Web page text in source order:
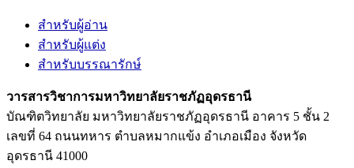
สำหรับผู้อ่าน
สำหรับผู้แต่ง
สำหรับบรรณารักษ์
วารสารวิชาการมหาวิทยาลัยราชภัฏอุดรธานี
บัณฑิตวิทยาลัย มหาวิทยาลัยราชภัฏอุดรธานี อาคาร 5 ชั้น 2
เลขที่ 64 ถนนทหาร ตำบลหมากแข้ง อำเภอเมือง จังหวัด
อุดรธานี 41000